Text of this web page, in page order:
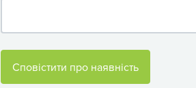
Сповістити про наявність